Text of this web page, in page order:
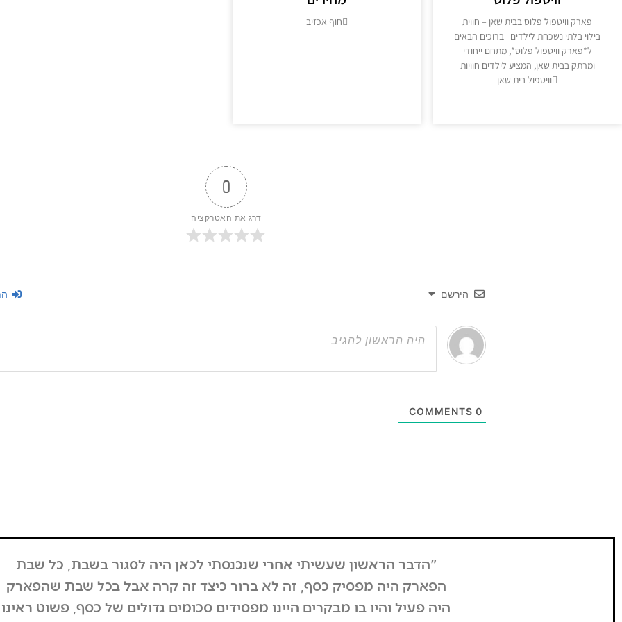
פארק וויטפול פלוס בבית שאן – חווית
בילוי בלתי נשכחת לילדים ברוכים הבאים
ל*פארק וויטפול פלוס*, מתחם ייחודי
ומרתק בבית שאן, המציע לילדים חוויות
וויטפול בית שאן
חוף אכזיב
0
דרג את האטרקציה
הירשם
0
"הדבר הראשון שעשיתי אחרי שנכנסתי לכאן היה לסגור בשבת, כל שבת
הפארק היה מפסיק כסף, זה לא ברור כיצד זה קרה אבל בכל שבת שהפארק
היה פעיל והיו בו מבקרים היינו מפסידים סכומים גדולים של כסף, פשוט ראינו